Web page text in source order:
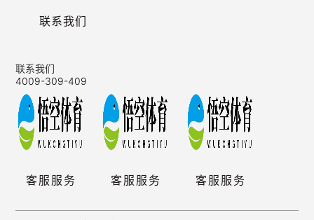
联系我们
联系我们
4009-309-409
客服服务 客服服务 客服服务